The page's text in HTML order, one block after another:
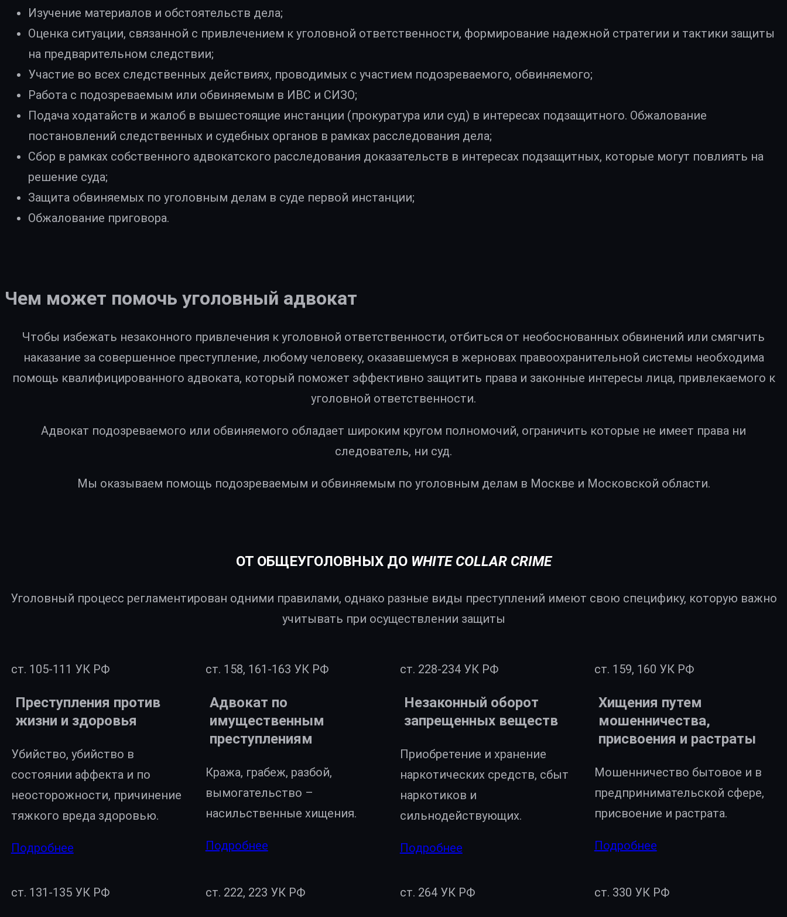
Изучение материалов и обстоятельств дела;
Оценка ситуации, связанной с привлечением к уголовной ответственности, формирование надежной стратегии и тактики защиты
на предварительном следствии;
Участие во всех следственных действиях, проводимых с участием подозреваемого, обвиняемого;
Работа с подозреваемым или обвиняемым в ИВС и СИЗО;
Подача ходатайств и жалоб в вышестоящие инстанции (прокуратура или суд) в интересах подзащитного. Обжалование
постановлений следственных и судебных органов в рамках расследования дела;
Сбор в рамках собственного адвокатского расследования доказательств в интересах подзащитных, которые могут повлиять на
решение суда;
Защита обвиняемых по уголовным делам в суде первой инстанции;
Обжалование приговора.
Чем может помочь уголовный адвокат
Чтобы избежать незаконного привлечения к уголовной ответственности, отбиться от необоснованных обвинений или смягчить
наказание за совершенное преступление, любому человеку, оказавшемуся в жерновах правоохранительной системы необходима
помощь квалифицированного адвоката, который поможет эффективно защитить права и законные интересы лица, привлекаемого к
уголовной ответственности.
Адвокат подозреваемого или обвиняемого обладает широким кругом полномочий, ограничить которые не имеет права ни
следователь, ни суд.
Мы оказываем помощь подозреваемым и обвиняемым по уголовным делам в Москве и Московской области.
ОТ ОБЩЕУГОЛОВНЫХ ДО WHITE COLLAR CRIME
Уголовный процесс регламентирован одними правилами, однако разные виды преступлений имеют свою специфику, которую важно
учитывать при осуществлении защиты
ст. 105-111 УК РФ
Преступления против
жизни и здоровья
Убийство, убийство в
состоянии аффекта и по
неосторожности, причинение
тяжкого вреда здоровью.
Подробнее
ст. 158, 161-163 УК РФ
Адвокат по
имущественным
преступлениям
Кража, грабеж, разбой,
вымогательство –
насильственные хищения.
Подробнее
ст. 228-234 УК РФ
Незаконный оборот
запрещенных веществ
Приобретение и хранение
наркотических средств, сбыт
наркотиков и
сильнодействующих.
Подробнее
ст. 159, 160 УК РФ
Хищения путем
мошенничества,
присвоения и растраты
Мошенничество бытовое и в
предпринимательской сфере,
присвоение и растрата.
Подробнее
ст. 131-135 УК РФ ст. 222, 223 УК РФ ст. 264 УК РФ ст. 330 УК РФ